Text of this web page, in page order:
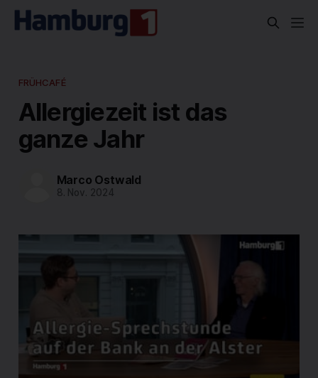
FRÜHCAFÉ
Allergiezeit ist das
ganze Jahr
Marco Ostwald
8. Nov. 2024